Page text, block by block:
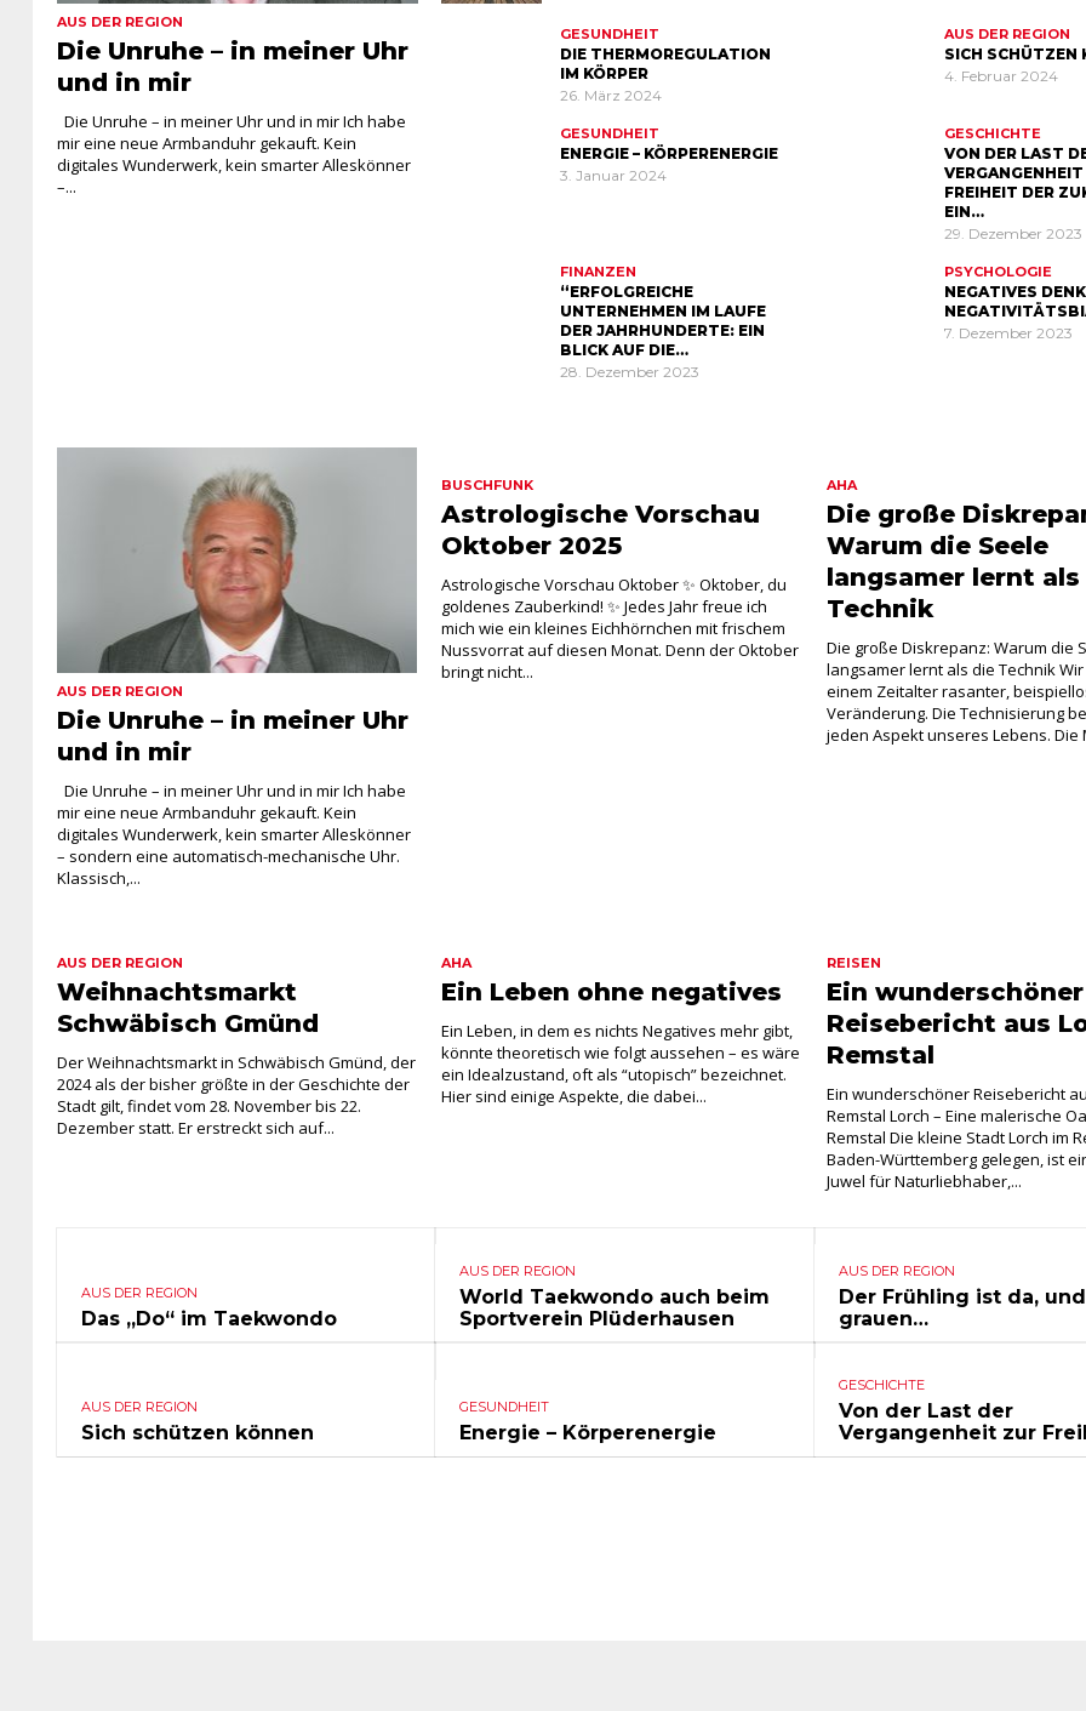
AUS DER REGION
Die Unruhe – in meiner Uhr
und in mir
Die Unruhe – in meiner Uhr und in mir Ich habe
mir eine neue Armbanduhr gekauft. Kein
digitales Wunderwerk, kein smarter Alleskönner
–...
GESUNDHEIT
DIE THERMOREGULATION
IM KÖRPER
26. März 2024
AUS DER REGION
SICH SCHÜTZEN
4. Februar 2024
GESUNDHEIT
ENERGIE – KÖRPERENERGIE
3. Januar 2024
GESCHICHTE
VON DER LAST
FREIHEIT DER
EIN…
29. Dezember 2023
FINANZEN
“ERFOLGREICHE
UNTERNEHMEN IM LAUFE
DER JAHRHUNDERTE: EIN
BLICK AUF DIE…
28. Dezember 2023
PSYCHOLOGIE
NEGATIVES
7. Dezember 2023
Ein Leben ohne negatives
Ein
AUS DER REGION
Die Unruhe – in meiner Uhr
und in mir
Die Unruhe – in meiner Uhr und in mir Ich habe
mir eine neue Armbanduhr gekauft. Kein
digitales Wunderwerk, kein smarter Alleskönner
– sondern eine automatisch-mechanische Uhr.
Klassisch,...
BUSCHFUNK
Astrologische Vorschau
Oktober 2025
Astrologische Vorschau Oktober ✨ Oktober, du
goldenes Zauberkind! ✨ Jedes Jahr freue ich
mich wie ein kleines Eichhörnchen mit frischem
Nussvorrat auf diesen Monat. Denn der Oktober
bringt nicht...
AHA
Die große
Warum die Seele
langsamer lernt als
Technik
Die große Diskrepanz: Warum die
langsamer lernt als die Technik
einem Zeitalter rasanter,
Veränderung. Die Technisierung
jeden Aspekt unseres Lebens. Die
AUS DER REGION
Weihnachtsmarkt
Schwäbisch Gmünd
Der Weihnachtsmarkt in Schwäbisch Gmünd, der
2024 als der bisher größte in der Geschichte der
Stadt gilt, findet vom 28. November bis 22.
Dezember statt. Er erstreckt sich auf...
AHA
Ein Leben ohne negatives
Ein Leben, in dem es nichts Negatives mehr gibt,
könnte theoretisch wie folgt aussehen – es wäre
ein Idealzustand, oft als “utopisch” bezeichnet.
Hier sind einige Aspekte, die dabei...
REISEN
Ein wunderschöner
Reisebericht aus
Remstal
Ein wunderschöner Reisebericht
Remstal Lorch – Eine malerische
Remstal Die kleine Stadt Lorch im
Baden-Württemberg gelegen, ist
Juwel für Naturliebhaber,...
AUS DER REGION
Das „Do“ im Taekwondo
AUS DER REGION
World Taekwondo auch beim
Sportverein Plüderhausen
AUS DER REGION
Der Frühling ist da,
grauen…
AUS DER REGION
Sich schützen können
GESUNDHEIT
Energie – Körperenergie
GESCHICHTE
Von der Last der
Vergangenheit zur